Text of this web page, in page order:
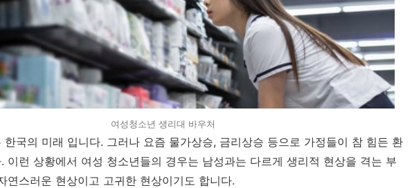
여성청소년 생리대 바우처
한국의 미래 입니다. 그러나 요즘 물가상승, 금리상승 등으로 가정들이 참 힘든 환
이런 상황에서 여성 청소년들의 경우는 남성과는 다르게 생리적 현상을 격는 부
연스러운 현상이고 고귀한 현상이기도 합니다.